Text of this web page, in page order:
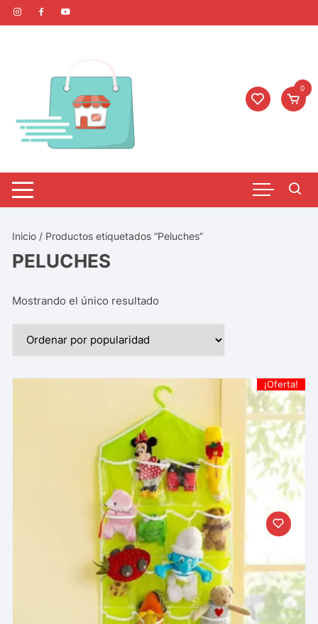
0
Inicio / Productos etiquetados “Peluches”
PELUCHES
Mostrando el único resultado
¡Oferta!